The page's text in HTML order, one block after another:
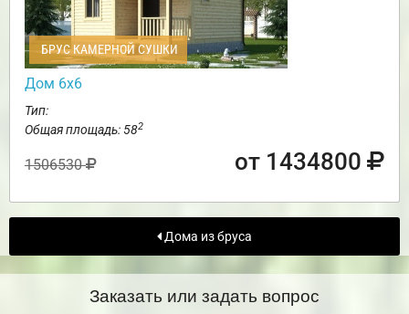
БРУС КАМЕРНОЙ СУШКИ
Дом 6х6
Тип:
Общая площадь: 582
1506530 от 1434800
Дома из бруса
Заказать или задать вопрос